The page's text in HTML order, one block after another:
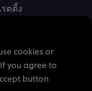
บ
รตติ้ง
cookies or
you agree to
button